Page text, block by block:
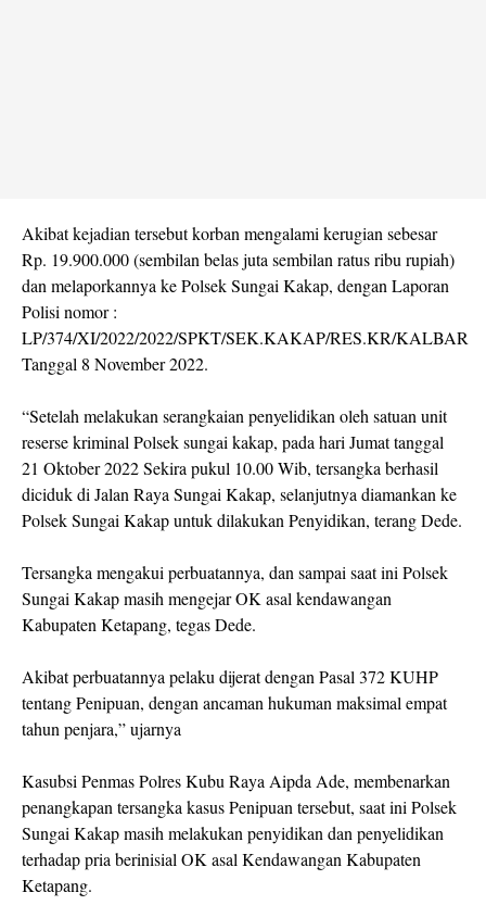
Akibat kejadian tersebut korban mengalami kerugian sebesar
Rp. 19.900.000 (sembilan belas juta sembilan ratus ribu rupiah)
dan melaporkannya ke Polsek Sungai Kakap, dengan Laporan
Polisi nomor :
LP/374/XI/2022/2022/SPKT/SEK.KAKAP/RES.KR/KALBAR
Tanggal 8 November 2022.
“Setelah melakukan serangkaian penyelidikan oleh satuan unit
reserse kriminal Polsek sungai kakap, pada hari Jumat tanggal
21 Oktober 2022 Sekira pukul 10.00 Wib, tersangka berhasil
diciduk di Jalan Raya Sungai Kakap, selanjutnya diamankan ke
Polsek Sungai Kakap untuk dilakukan Penyidikan, terang Dede.
Tersangka mengakui perbuatannya, dan sampai saat ini Polsek
Sungai Kakap masih mengejar OK asal kendawangan
Kabupaten Ketapang, tegas Dede.
Akibat perbuatannya pelaku dijerat dengan Pasal 372 KUHP
tentang Penipuan, dengan ancaman hukuman maksimal empat
tahun penjara,” ujarnya
Kasubsi Penmas Polres Kubu Raya Aipda Ade, membenarkan
penangkapan tersangka kasus Penipuan tersebut, saat ini Polsek
Sungai Kakap masih melakukan penyidikan dan penyelidikan
terhadap pria berinisial OK asal Kendawangan Kabupaten
Ketapang.